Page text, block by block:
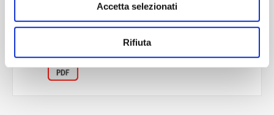
Accetta selezionati
Rifiuta